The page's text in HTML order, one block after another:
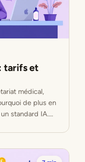
tarifs et
médical,
de plus en
standard IA.